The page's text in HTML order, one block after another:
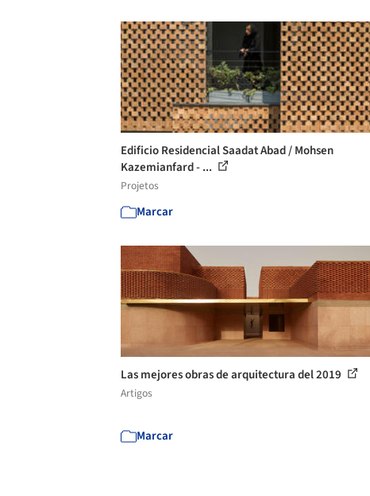
Edificio Residencial Saadat Abad / Mohsen
Kazemianfard - ...
Projetos
Marcar
Las mejores obras de arquitectura del 2019
Artigos
Marcar